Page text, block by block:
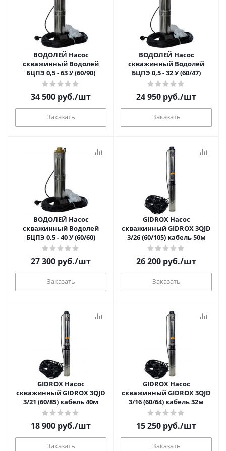
ВОДОЛЕЙ Насос
скважинный Водолей
БЦПЭ 0,5 - 63 У (60/90)
34 500 руб./шт
Заказать
ВОДОЛЕЙ Насос
скважинный Водолей
БЦПЭ 0,5 - 32 У (60/47)
24 950 руб./шт
Заказать
ВОДОЛЕЙ Насос
скважинный Водолей
БЦПЭ 0,5 - 40 У (60/60)
27 300 руб./шт
Заказать
GIDROX Насос
скважинный GIDROX 3QJD
3/26 (60/105) кабель 50м
26 200 руб./шт
Заказать
GIDROX Насос
скважинный GIDROX 3QJD
3/21 (60/85) кабель 40м
18 900 руб./шт
Заказать
GIDROX Насос
скважинный GIDROX 3QJD
3/16 (60/64) кабель 32м
15 250 руб./шт
Заказать